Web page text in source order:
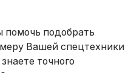
подобрать
Вашей спецтехники
точного